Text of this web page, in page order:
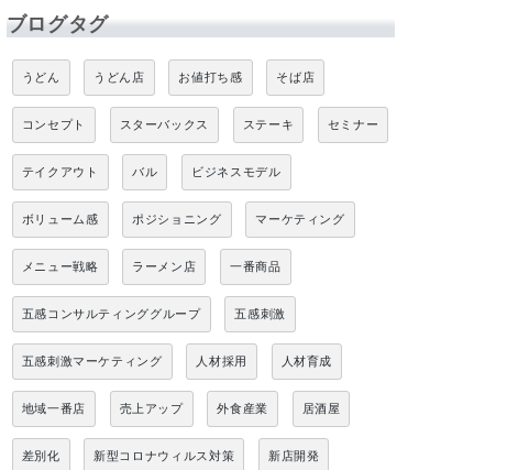
ブログタグ
うどん うどん店 お値打ち感 そば店
コンセプト スターバックス ステーキ セミナー
テイクアウト バル ビジネスモデル
ボリューム感 ポジショニング マーケティング
メニュー戦略 ラーメン店 一番商品
五感コンサルティンググループ 五感刺激
五感刺激マーケティング 人材採用 人材育成
地域一番店 売上アップ 外食産業 居酒屋
差別化 新型コロナウィルス対策 新店開発